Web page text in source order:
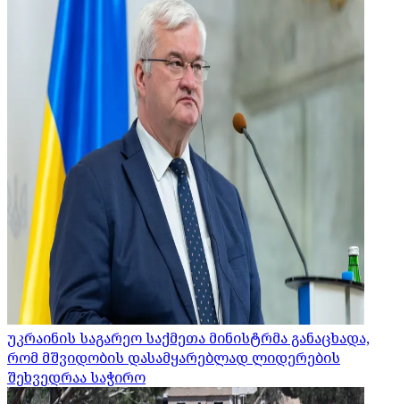
უკრაინის საგარეო საქმეთა მინისტრმა განაცხადა,
რომ მშვიდობის დასამყარებლად ლიდერების
შეხვედრაა საჭირო